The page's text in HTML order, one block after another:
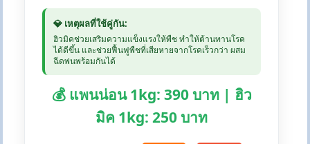
💎 เหตุผลที่ใช้คู่กัน:
ฮิวมิคช่วยเสริมความแข็งแรงให้พืช ทำให้ต้านทานโรค
ได้ดีขึ้น และช่วยฟื้นฟูพืชที่เสียหายจากโรคเร็วกว่า ผสม
ฉีดพ่นพร้อมกันได้
💰 แพนน่อน 1kg: 390 บาท | ฮิว
มิค 1kg: 250 บาท